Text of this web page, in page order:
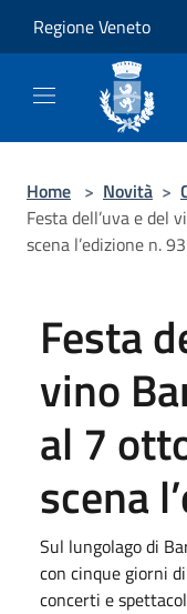
Regione Veneto
Home > Novità >
Festa dell’uva e del
scena l’edizione n. 93
Festa
vino
al 7
scena
Sul lungolago di
con cinque giorni
concerti e